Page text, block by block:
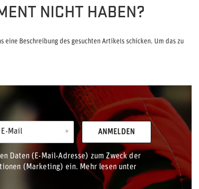
NICHT HABEN?
Beschreibung des gesuchten Artikels schicken. Um das zu
Mail
Daten (E-Mail-Adresse) zum Zweck der
(Marketing) ein. Mehr lesen unter
ANMELDEN